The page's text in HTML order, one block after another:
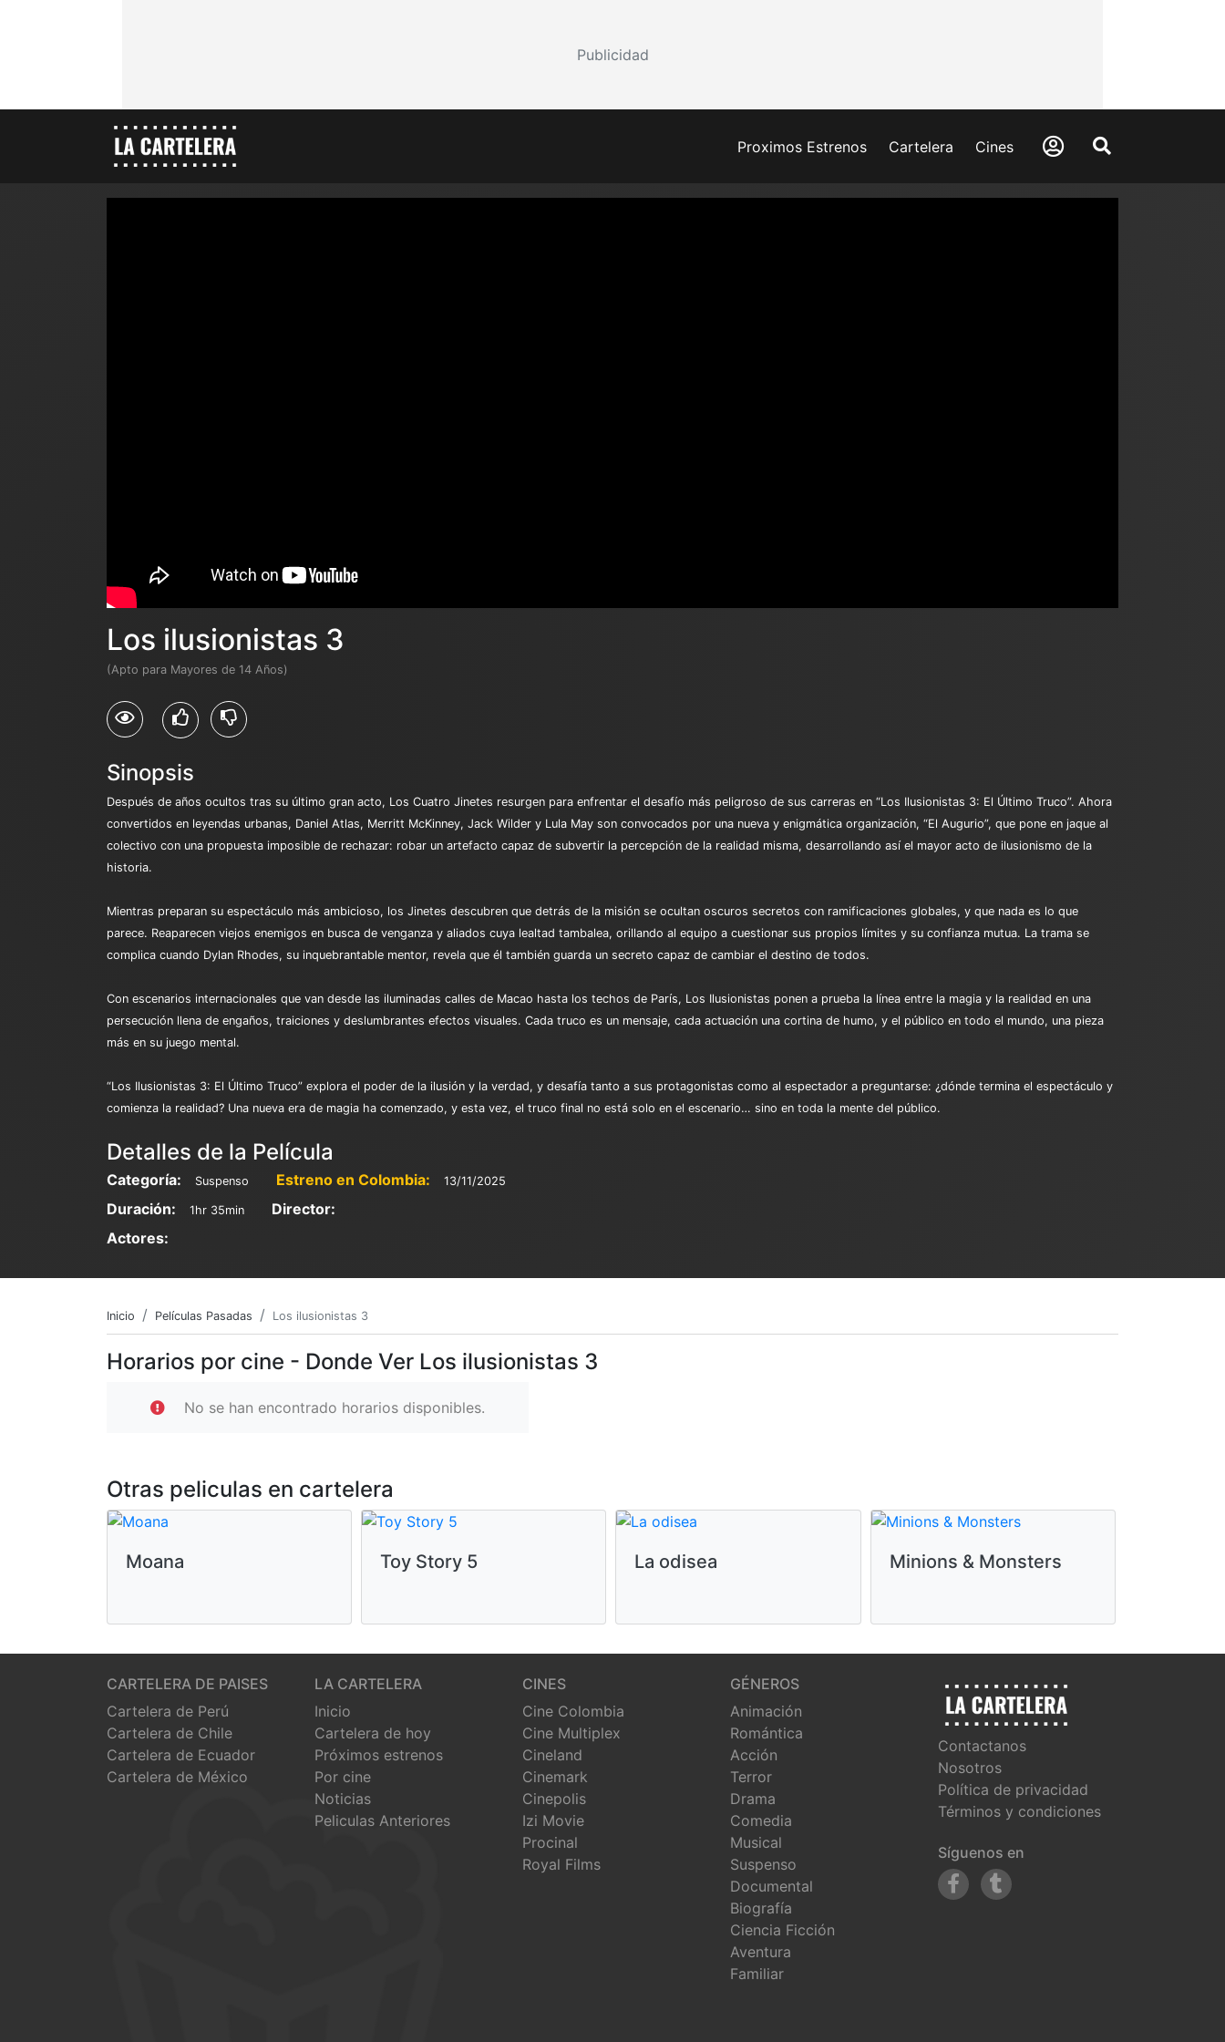
Publicidad
Proximos Estrenos Cartelera Cines
Los ilusionistas 3
(Apto para Mayores de 14 Años)
Sinopsis
Después de años ocultos tras su último gran acto, Los Cuatro Jinetes resurgen para enfrentar el desafío más peligroso de sus carreras en “Los Ilusionistas 3: El Último Truco”. Ahora
convertidos en leyendas urbanas, Daniel Atlas, Merritt McKinney, Jack Wilder y Lula May son convocados por una nueva y enigmática organización, “El Augurio”, que pone en jaque al
colectivo con una propuesta imposible de rechazar: robar un artefacto capaz de subvertir la percepción de la realidad misma, desarrollando así el mayor acto de ilusionismo de la
historia.
Mientras preparan su espectáculo más ambicioso, los Jinetes descubren que detrás de la misión se ocultan oscuros secretos con ramificaciones globales, y que nada es lo que
parece. Reaparecen viejos enemigos en busca de venganza y aliados cuya lealtad tambalea, orillando al equipo a cuestionar sus propios límites y su confianza mutua. La trama se
complica cuando Dylan Rhodes, su inquebrantable mentor, revela que él también guarda un secreto capaz de cambiar el destino de todos.
Con escenarios internacionales que van desde las iluminadas calles de Macao hasta los techos de París, Los Ilusionistas ponen a prueba la línea entre la magia y la realidad en una
persecución llena de engaños, traiciones y deslumbrantes efectos visuales. Cada truco es un mensaje, cada actuación una cortina de humo, y el público en todo el mundo, una pieza
más en su juego mental.
“Los Ilusionistas 3: El Último Truco” explora el poder de la ilusión y la verdad, y desafía tanto a sus protagonistas como al espectador a preguntarse: ¿dónde termina el espectáculo y
comienza la realidad? Una nueva era de magia ha comenzado, y esta vez, el truco final no está solo en el escenario… sino en toda la mente del público.
Detalles de la Película
Categoría: Suspenso Estreno en Colombia: 13/11/2025
Duración: 1hr 35min
Director:
Actores:
Inicio Películas Pasadas Los ilusionistas 3
Horarios por cine - Donde Ver Los ilusionistas 3
No se han encontrado horarios disponibles.
Otras peliculas en cartelera
Moana Toy Story 5 La odisea Minions & Monsters
CARTELERA DE PAISES
Cartelera de Perú
Cartelera de Chile
Cartelera de Ecuador
Cartelera de México
LA CARTELERA
Inicio
Cartelera de hoy
Próximos estrenos
Por cine
Noticias
Peliculas Anteriores
CINES
Cine Colombia
Cine Multiplex
Cineland
Cinemark
Cinepolis
Izi Movie
Procinal
Royal Films
GÉNEROS
Animación
Romántica
Acción
Terror
Drama
Comedia
Musical
Suspenso
Documental
Biografía
Ciencia Ficción
Aventura
Familiar
Contactanos
Nosotros
Política de privacidad
Términos y condiciones
Síguenos en